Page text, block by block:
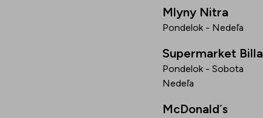
Mlyny Nitra
Pondelok - Nedeľa
Supermarket Billa
Pondelok - Sobota
Nedeľa
McDonald´s